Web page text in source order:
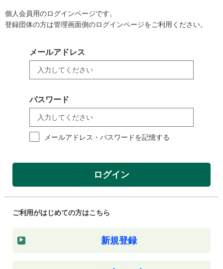
個人会員用のログインページです。
登録団体の方は管理画面側のログインページをご利用ください。
メールアドレス
パスワード
メールアドレス・パスワードを記憶する
ログイン
ご利用がはじめての方はこちら
新規登録